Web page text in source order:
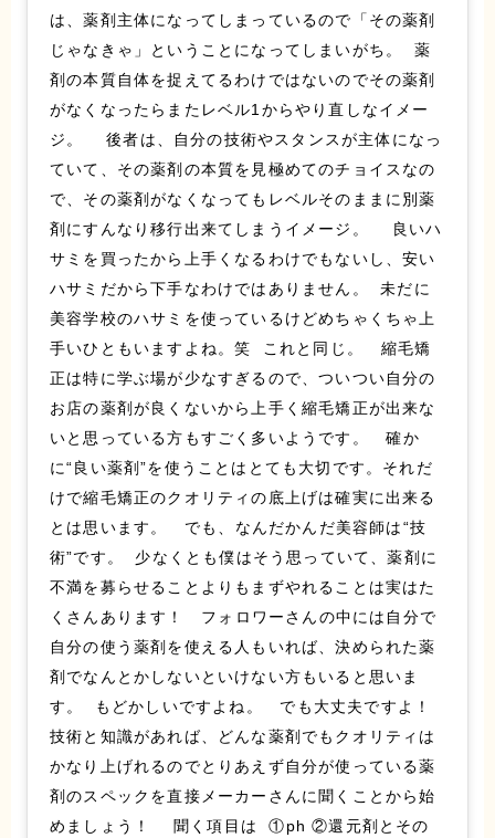
は、薬剤主体になってしまっているので「その薬剤
じゃなきゃ」ということになってしまいがち。 薬
剤の本質自体を捉えてるわけではないのでその薬剤
がなくなったらまたレベル1からやり直しなイメー
ジ。 後者は、自分の技術やスタンスが主体になっ
ていて、その薬剤の本質を見極めてのチョイスなの
で、その薬剤がなくなってもレベルそのままに別薬
剤にすんなり移行出来てしまうイメージ。 良いハ
サミを買ったから上手くなるわけでもないし、安い
ハサミだから下手なわけではありません。 未だに
美容学校のハサミを使っているけどめちゃくちゃ上
手いひともいますよね。笑 これと同じ。 縮毛矯
正は特に学ぶ場が少なすぎるので、ついつい自分の
お店の薬剤が良くないから上手く縮毛矯正が出来な
いと思っている方もすごく多いようです。 確か
に“良い薬剤”を使うことはとても大切です。それだ
けで縮毛矯正のクオリティの底上げは確実に出来る
とは思います。 でも、なんだかんだ美容師は“技
術”です。 少なくとも僕はそう思っていて、薬剤に
不満を募らせることよりもまずやれることは実はた
くさんあります！ フォロワーさんの中には自分で
自分の使う薬剤を使える人もいれば、決められた薬
剤でなんとかしないといけない方もいると思いま
す。 もどかしいですよね。 でも大丈夫ですよ！
技術と知識があれば、どんな薬剤でもクオリティは
かなり上げれるのでとりあえず自分が使っている薬
剤のスペックを直接メーカーさんに聞くことから始
めましょう！ 聞く項目は ①ph ②還元剤とその